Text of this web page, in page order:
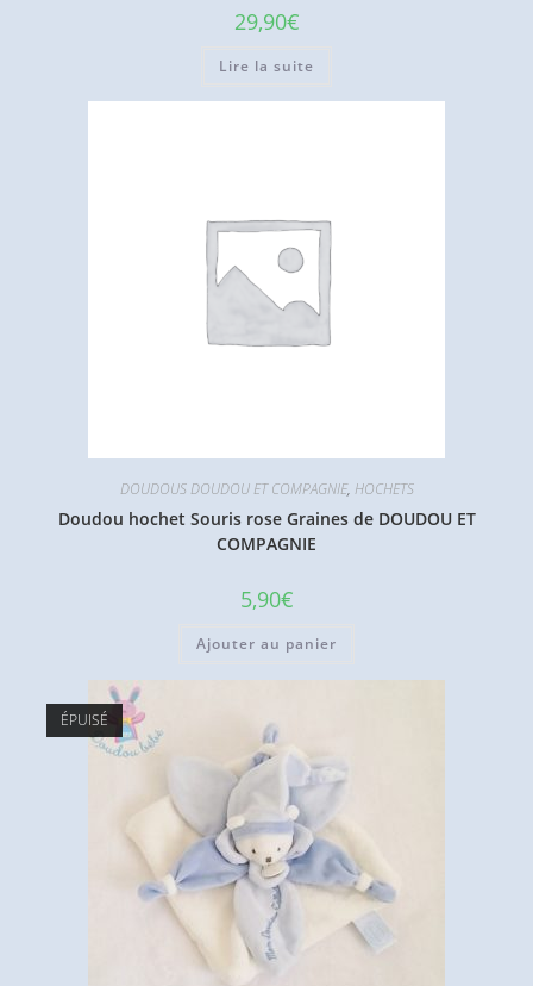
29,90€
Lire la suite
DOUDOUS DOUDOU ET COMPAGNIE, HOCHETS
Doudou hochet Souris rose Graines de DOUDOU ET
COMPAGNIE
5,90€
Ajouter au panier
ÉPUISÉ